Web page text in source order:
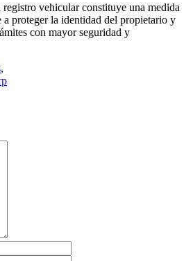
vehicular constituye una medida
proteger la identidad del propietario y
con mayor seguridad y
,